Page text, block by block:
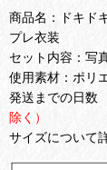
商品名：ドキ
プレ衣装
セット内容：写
使用素材：ポリ
発送までの日数
除く）
サイズについて